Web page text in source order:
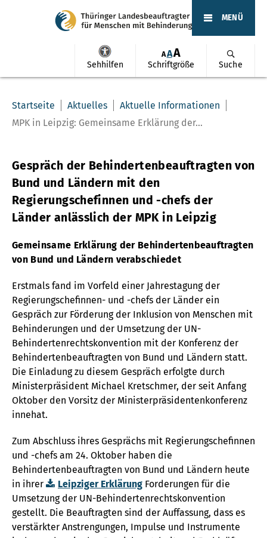
Sehhilfen
AAA
Schriftgröße Suche
MENÜ
Startseite Aktuelles
Aktuelle Informationen
MPK in Leipzig: Gemeinsame Erklärung der...
Gespräch der Behindertenbeauftragten von
Bund und Ländern mit den
Regierungschefinnen und -chefs der
Länder anlässlich der MPK in Leipzig
Gemeinsame Erklärung der Behindertenbeauftragten
von Bund und Ländern verabschiedet
Erstmals fand im Vorfeld einer Jahrestagung der
Regierungschefinnen- und -chefs der Länder ein
Gespräch zur Förderung der Inklusion von Menschen mit
Behinderungen und der Umsetzung der UN-
Behindertenrechtskonvention mit der Konferenz der
Behindertenbeauftragten von Bund und Ländern statt.
Die Einladung zu diesem Gespräch erfolgte durch
Ministerpräsident Michael Kretschmer, der seit Anfang
Oktober den Vorsitz der Ministerpräsidentenkonferenz
innehat.
Zum Abschluss ihres Gesprächs mit Regierungschefinnen
und -chefs am 24. Oktober haben die
Behindertenbeauftragten von Bund und Ländern heute
in ihrer
Leipziger Erklärung Forderungen für die
Umsetzung der UN-Behindertenrechtskonvention
gestellt. Die Beauftragten sind der Auffassung, dass es
verstärkter Anstrengungen, Impulse und Instrumente